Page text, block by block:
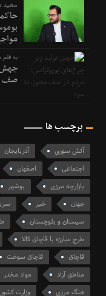
سعید
به
جهش
صف
برچسب ها
آتش سوزی آذربایجان
اجتماعی
اصفهان
بازارچه مرزی
بوشهر
جهان
خبر
سیستان و بلوچستان
طرح مبارزه با قاچاق کالا
قاچاق
قاچاق سوخت
مناطق آزاد
مواد مخدر
هنگ مرزی
وزارت کشور